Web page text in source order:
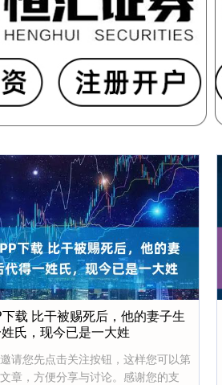
载 比干被赐死后，他的妻子生
氏，现今已是一大姓
请您先点击关注按钮，这样您可以第
章，方便分享与讨论。感谢您的支